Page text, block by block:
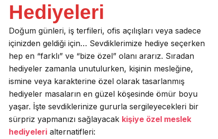
Öğrenci Motivasyon Hediyeleri
Yaka Rozeti
Farklı Hediyeler
Hediyeleri
Doğum günleri, iş terfileri, ofis açılışları veya sadece
içinizden geldiği için… Sevdiklerimize hediye seçerken
hep en “farklı” ve “bize özel” olanı ararız. Sıradan
hediyeler zamanla unutulurken, kişinin mesleğine,
ismine veya karakterine özel olarak tasarlanmış
hediyeler masaların en güzel köşesinde ömür boyu
yaşar. İşte sevdiklerinize gururla sergileyecekleri bir
sürpriz yapmanızı sağlayacak kişiye özel meslek
hediyeleri alternatifleri: